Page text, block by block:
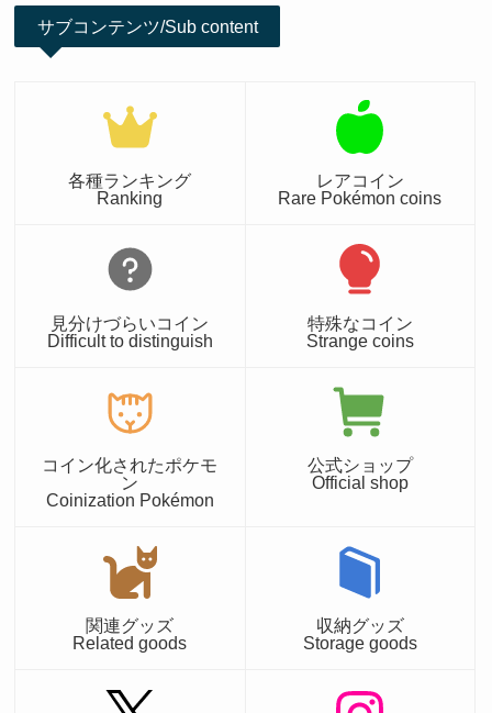
サブコンテンツ/Sub content
各種ランキング
Ranking
レアコイン
Rare Pokémon coins
見分けづらいコイン
Difficult to distinguish
特殊なコイン
Strange coins
コイン化されたポケモ
ン
Coinization Pokémon
公式ショップ
Official shop
関連グッズ
Related goods
収納グッズ
Storage goods